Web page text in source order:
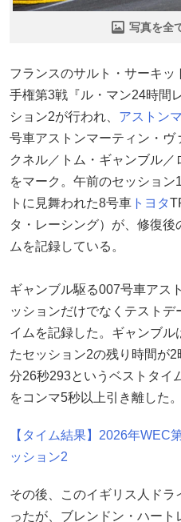
写真を全
フランスのサルト・サーキ
手権第3戦『ル・マン24時間
ション2が行われ、 アストン
号車アストンマーティン・
クネル／トム・ギャンブル
をマーク。午前のセッショ
トに見舞われた8号車 トヨタ
タ・レーシング）が、修復後
ムを記録している。
ギャンブル駆る007号車アス
ッションだけでなくテスト
イムを記録した。ギャンブ
たセッション2の残り時間が
分26秒293というベストタイ
をコンマ5秒以上引き離した。
【タイム結果】2026年WEC
ッション2
その後、このイギリス人ド
ったが、ブレンドン・ハート